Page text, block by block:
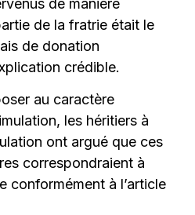
de la fratrie était le
de donation
crédible.
au caractère
les héritiers à
ont argué que ces
correspondraient à
conformément à l’article